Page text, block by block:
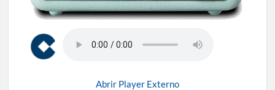
Abrir Player Externo